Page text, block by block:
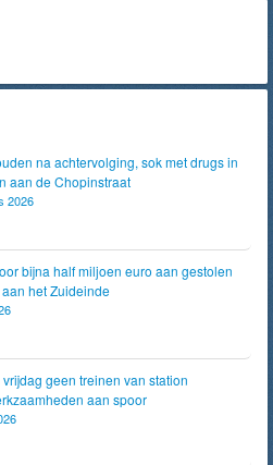
na achtervolging, sok met drugs in
aan de Chopinstraat
2026
bijna half miljoen euro aan gestolen
het Zuideinde
geen treinen van station
aan spoor